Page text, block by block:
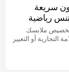
سريعة
رياضية
ملابسك
أو التعبير